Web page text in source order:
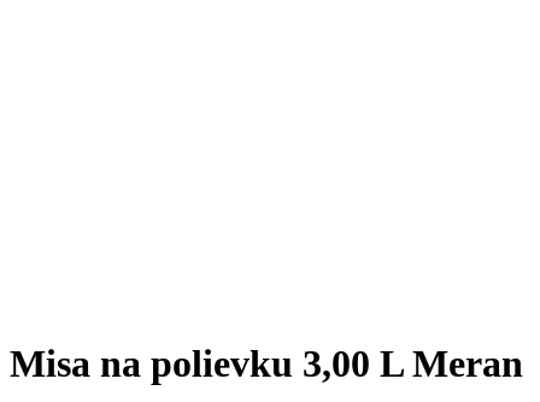
Misa na polievku 3,00 L Meran